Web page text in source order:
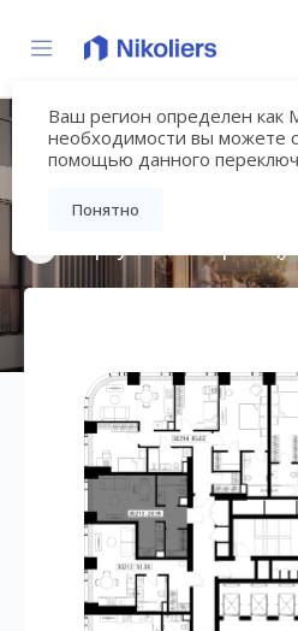
Ваш регион определен как
необходимости вы можете
помощью данного
Понятно
«ВЕЕР»